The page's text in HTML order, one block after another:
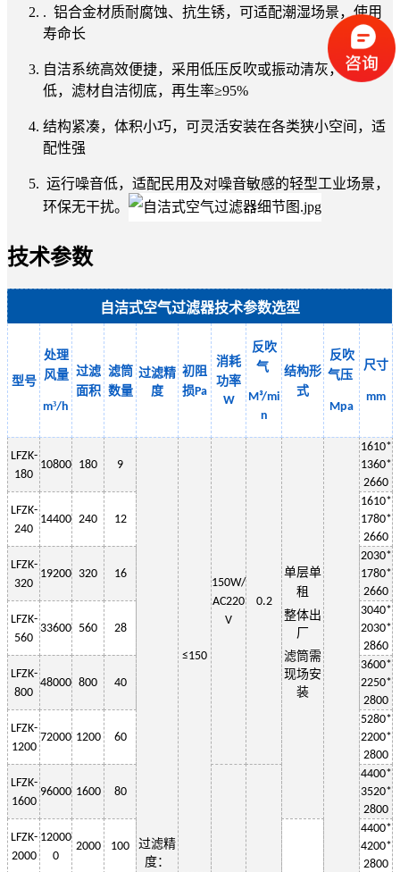
. 铝合金材质耐腐蚀、抗生锈，可适配潮湿场景，使用
寿命长
自洁系统高效便捷，采用低压反吹或振动清灰，能耗
低，滤材自洁彻底，再生率≥95%
结构紧凑，体积小巧，可灵活安装在各类狭小空间，适
配性强
运行噪音低，适配民用及对噪音敏感的轻型工业场景，
环保无干扰。
技术参数
自洁式空气过滤器技术参数选型
型号
处理
风量
m³/h
过滤
面积
滤筒
数量
过滤精
度
初阻
损Pa
消耗
功率
W
反吹
气
M³/mi
n
结构形
式
反吹
气压
Mpa
尺寸
mm
LFZK-
180
10800 180 9
过滤精
度：
≤150
150W/
AC220
V
0.2
单层单
租
整体出
厂
滤筒需
现场安
装
1610*
1360*
2660
LFZK-
240
14400 240 12
1610*
1780*
2660
LFZK-
320
19200 320 16
2030*
1780*
2660
LFZK-
560
33600 560 28
3040*
2030*
2860
LFZK-
800
48000 800 40
3600*
2250*
2800
LFZK-
1200
72000 1200 60
5280*
2200*
2800
LFZK-
1600
96000 1600 80
4400*
3520*
2800
LFZK-
2000
12000
0
2000 100
4400*
4200*
2800